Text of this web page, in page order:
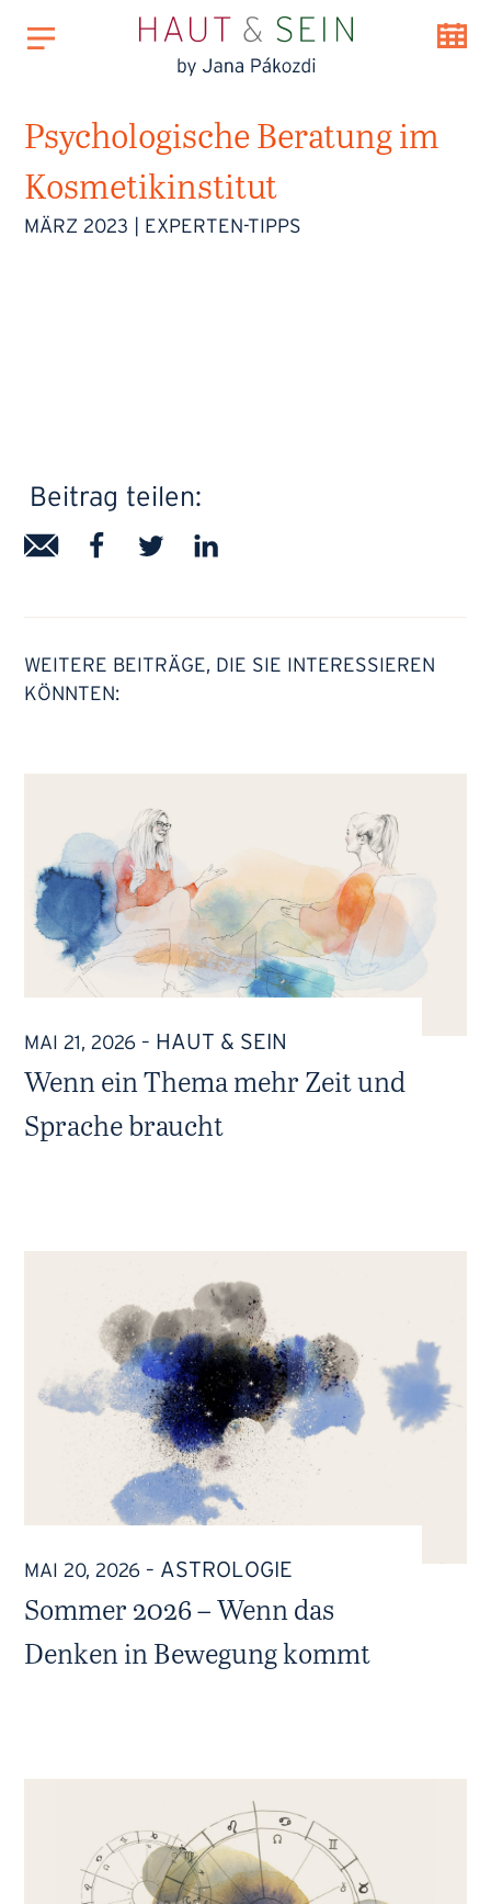
Psychologische Beratung im
Kosmetikinstitut
MÄRZ 2023 EXPERTEN-TIPPS
Beitrag teilen:
WEITERE BEITRÄGE, DIE SIE INTERESSIEREN
KÖNNTEN:
Wenn ein Thema mehr Zeit und
Sprache braucht
MAI 21, 2026 – HAUT & SEIN
Sommer 2026 – Wenn das
Denken in Bewegung kommt
MAI 20, 2026 – ASTROLOGIE